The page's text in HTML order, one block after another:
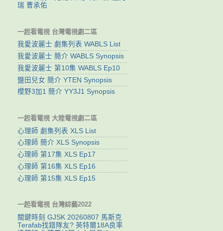
瑞 曹承佑
一起看電視 台灣電視劇二區
我愛波麗士 劇集列表 WABLS List
我愛波麗士 簡介 WABLS Synopsis
我愛波麗士 第10集 WABLS Ep10
鹽田兒女 簡介 YTEN Synopsis
櫻野3加1 簡介 YY3J1 Synopsis
一起看電視 大陸電視劇二區
心理師 劇集列表 XLS List
心理師 簡介 XLS Synopsis
心理師 第17集 XLS Ep17
心理師 第16集 XLS Ep16
心理師 第15集 XLS Ep15
一起看電視 台灣綜藝2022
關鍵時刻 GJSK 20260807 馬斯克
Terafab找錯隊友? 英特爾18A良率